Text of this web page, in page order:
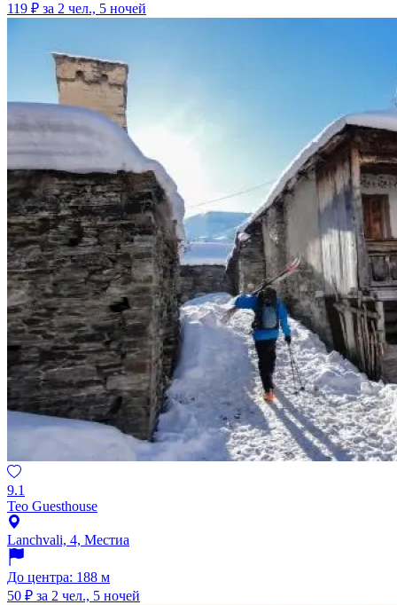
119 ₽ за 2 чел., 5 ночей
9.1
Teo Guesthouse
Lanchvali, 4, Местиа
До центра: 188 м
50 ₽ за 2 чел., 5 ночей